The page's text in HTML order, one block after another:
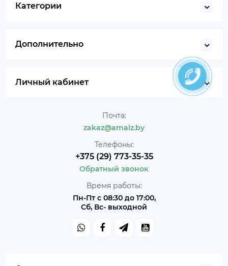
Категории
Дополнительно
Личный кабинет
Почта:
zakaz@amaiz.by
Телефоны:
+375 (29) 773-35-35
Обратный звонок
Время работы:
Пн-Пт с 08:30 до 17:00,
Сб, Вс- выходной